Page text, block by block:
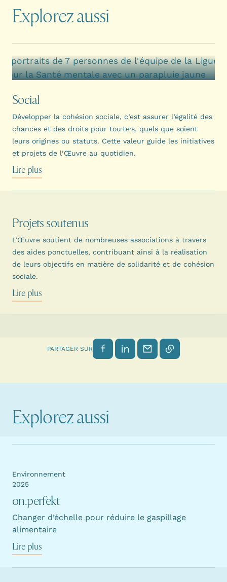
Explorez aussi
Social
Développer la cohésion sociale, c’est assurer l’égalité des
chances et des droits pour tou·te·s, quels que soient
leurs origines ou statuts. Cette valeur guide les initiatives
et projets de l’Œuvre au quotidien.
Lire plus
Projets soutenus
L’Œuvre soutient de nombreuses associations à travers
des aides ponctuelles, contribuant ainsi à la réalisation
de leurs objectifs en matière de solidarité et de cohésion
sociale.
Lire plus
PARTAGER SUR Partager sur Facebook
Partager sur LinkedIn
Envoyer par email
Copier le lien
Explorez aussi
on.perfekt
Changer d’échelle pour réduire le gaspillage
alimentaire
Environnement
2025
Lire plus